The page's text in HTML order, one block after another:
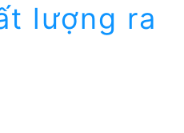
lượng ra